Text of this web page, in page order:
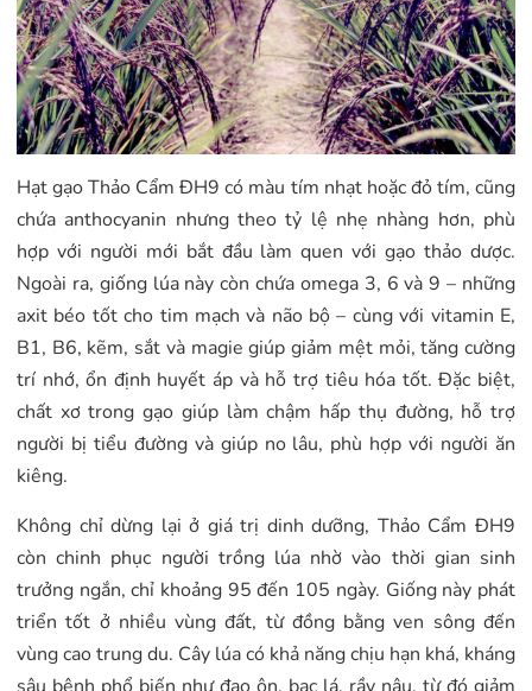
Hạt gạo Thảo Cẩm ĐH9 có màu tím nhạt hoặc đỏ tím, cũng
chứa anthocyanin nhưng theo tỷ lệ nhẹ nhàng hơn, phù
hợp với người mới bắt đầu làm quen với gạo thảo dược.
Ngoài ra, giống lúa này còn chứa omega 3, 6 và 9 – những
axit béo tốt cho tim mạch và não bộ – cùng với vitamin E,
B1, B6, kẽm, sắt và magie giúp giảm mệt mỏi, tăng cường
trí nhớ, ổn định huyết áp và hỗ trợ tiêu hóa tốt. Đặc biệt,
chất xơ trong gạo giúp làm chậm hấp thụ đường, hỗ trợ
người bị tiểu đường và giúp no lâu, phù hợp với người ăn
kiêng.
Không chỉ dừng lại ở giá trị dinh dưỡng, Thảo Cẩm ĐH9
còn chinh phục người trồng lúa nhờ vào thời gian sinh
trưởng ngắn, chỉ khoảng 95 đến 105 ngày. Giống này phát
triển tốt ở nhiều vùng đất, từ đồng bằng ven sông đến
vùng cao trung du. Cây lúa có khả năng chịu hạn khá, kháng
sâu bệnh phổ biến như đạo ôn, bạc lá, rầy nâu, từ đó giảm